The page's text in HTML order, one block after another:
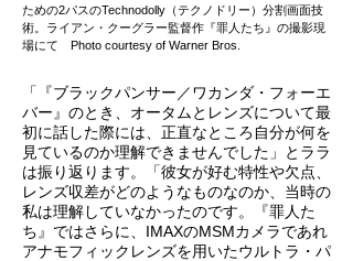
ための2パスのTechnodolly（テクノドリー）分割画面技
術。ライアン・クーグラー監督作『罪人たち』の撮影現
場にて Photo courtesy of Warner Bros.
「『ブラックパンサー／ワカンダ・フォーエ
バー』のとき、オータムとレンズについて最
初に話した際には、正直なところ自分が何を
見ているのか理解できませんでした」とララ
は振り返ります。「彼女が好む特性や欠点、
レンズ収差がどのようなものなのか、当時の
私は理解していなかったのです。『罪人た
ち』ではさらに、IMAXのMSMカメラであれ
アナモフィックレンズを用いたウルトラ・パ